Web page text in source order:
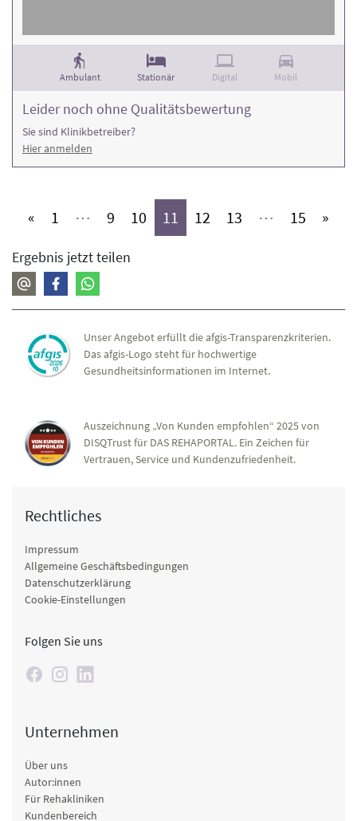
Ambulant Stationär Digital Mobil
Leider noch ohne Qualitätsbewertung
Sie sind Klinikbetreiber?
Hier anmelden
« 1 (aktiv)
⋯ 9 (aktiv)
10 (aktiv)
11 (aktiv)
12 (aktiv)
13 (aktiv)
⋯ 15 (aktiv)
»
Ergebnis jetzt teilen
Unser Angebot erfüllt die afgis-Transparenzkriterien.
Das afgis-Logo steht für hochwertige
Gesundheitsinformationen im Internet.
Auszeichnung „Von Kunden empfohlen“ 2025 von
DISQTrust für DAS REHAPORTAL. Ein Zeichen für
Vertrauen, Service und Kundenzufriedenheit.
Rechtliches
Impressum
Allgemeine Geschäftsbedingungen
Datenschutzerklärung
Cookie-Einstellungen
Folgen Sie uns
Unternehmen
Über uns
Autor:innen
Für Rehakliniken
Kundenbereich